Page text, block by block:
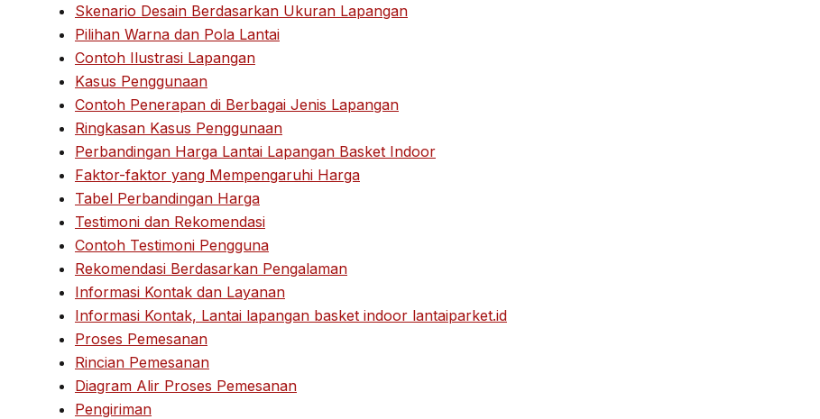
Skenario Desain Berdasarkan Ukuran Lapangan
Pilihan Warna dan Pola Lantai
Contoh Ilustrasi Lapangan
Kasus Penggunaan
Contoh Penerapan di Berbagai Jenis Lapangan
Ringkasan Kasus Penggunaan
Perbandingan Harga Lantai Lapangan Basket Indoor
Faktor-faktor yang Mempengaruhi Harga
Tabel Perbandingan Harga
Testimoni dan Rekomendasi
Contoh Testimoni Pengguna
Rekomendasi Berdasarkan Pengalaman
Informasi Kontak dan Layanan
Informasi Kontak, Lantai lapangan basket indoor lantaiparket.id
Proses Pemesanan
Rincian Pemesanan
Diagram Alir Proses Pemesanan
Pengiriman